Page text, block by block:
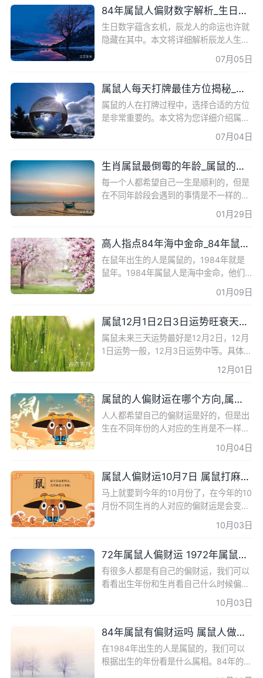
84年属鼠人偏财数字解析_生日数字的玄机
生日数字蕴含玄机，辰龙人的命运也许就
隐藏在其中。本文将详细解析辰龙人生日
响。 生日数字的玄机 生日数字不仅仅是
07月05日
属鼠人每天打牌最佳方位揭秘_属鼠人的财位布置
属鼠的人在打牌过程中，选择合适的方位
是非常重要的。本文将为您详细介绍属鼠
人每天打牌最佳方位，并给出一些建议，
希望对您有所帮助。 属鼠人打牌方位的选
07月04日
生肖属鼠最倒霉的年龄_属鼠的发财年龄段
每一个人都希望自己一生是顺利的，但是
在不同年龄段会遇到的事情是不一样的，
我们可以看下属鼠的人在哪一年比较倒
霉，来吉吉生肖网进一步查看吧。 生肖属
01月29日
高人指点84年海中金命_84年鼠海中金命运势分析
在鼠年出生的人是属鼠的，1984年就是
鼠年。1984年属鼠人是海中金命，他们
吉吉生肖网看下有关的知识吧。 高人指点
01月09日
属鼠12月1日2日3日运势旺衰天天看
属鼠未来三天运势最好是12月2日，12月
1日运势一般，12月3日运势中等。具体的
运势分析跟随着吉吉生肖网小编一起去了
解一下吧。 属鼠12月1日运势事业上做好
12月01日
属鼠的人偏财运在哪个方向,属鼠人偏财运每天几时
人人都希望自己的偏财运是好的，但是出
生在不同年份的人对应的生肖是不一样
出生的人是属鼠的，那么下面一起来{ 属
10月04日
属鼠人偏财运10月7日 属鼠打麻将坐哪个位置好
马上就要到今年的10月份了，在今年的10
月份不同生肖的人对应的偏财运是会变化
的。那么下面一起来{ 属鼠人偏财运 }专题
看看10月7日属鼠的人偏财情况如何。 属
10月03日
72年属鼠人偏财运 1972年属鼠发财方向
有很多人都是有自己的偏财运，我们可以
看看出生年份和生肖看自己什么时候偏财
运好。那么下面一起来{ 属鼠人偏财运 }专
题看看有关内容。 72年属鼠人偏财运 72
10月03日
84年属鼠有偏财运吗 属鼠人做哪种生意最旺
在1984年出生的人是属鼠的，我们可以
根据出生的年份看是什么属相。84年的属